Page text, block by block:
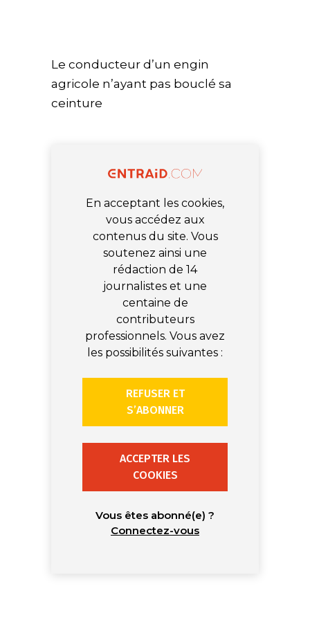
Le conducteur d’un engin
agricole n’ayant pas bouclé sa
ceinture
En acceptant les cookies,
vous accédez aux
contenus du site. Vous
soutenez ainsi une
rédaction de 14
journalistes et une
centaine de
contributeurs
professionnels. Vous avez
les possibilités suivantes :
REFUSER ET
S’ABONNER
ACCEPTER LES
COOKIES
Vous êtes abonné(e) ?
Connectez-vous